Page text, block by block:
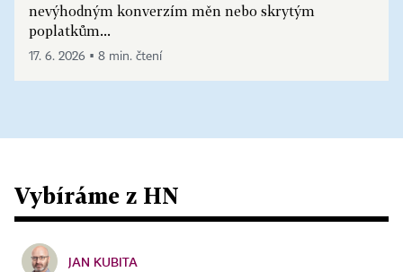
nevýhodným konverzím měn nebo skrytým
poplatkům...
17. 6. 2026 ▪ 8 min. čtení
Vybíráme z HN
JAN KUBITA